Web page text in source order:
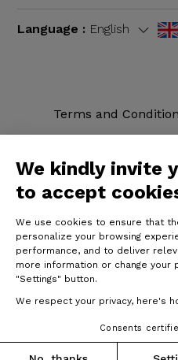
We kindly invite
to accept
We use cookies to ensure that
personalize your browsing
performance, and to deliver
more information or change your
"Settings" button.
We respect your privacy, here's
Consents
Language : English
Terms and
©